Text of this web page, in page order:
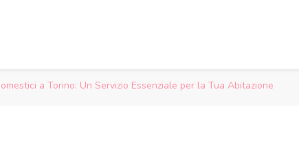
a Torino: Un Servizio Essenziale per la Tua Abitazione